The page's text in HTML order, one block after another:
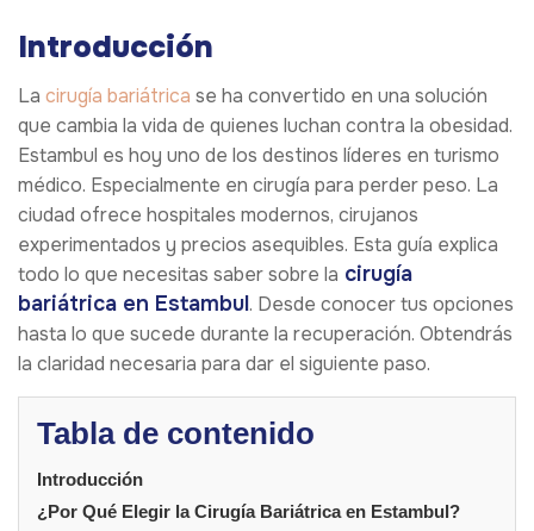
Introducción
La cirugía bariátrica se ha convertido en una solución
que cambia la vida de quienes luchan contra la obesidad.
Estambul es hoy uno de los destinos líderes en turismo
médico. Especialmente en cirugía para perder peso. La
ciudad ofrece hospitales modernos, cirujanos
experimentados y precios asequibles. Esta guía explica
todo lo que necesitas saber sobre la cirugía
bariátrica en Estambul. Desde conocer tus opciones
hasta lo que sucede durante la recuperación. Obtendrás
la claridad necesaria para dar el siguiente paso.
Tabla de contenido
Introducción
¿Por Qué Elegir la Cirugía Bariátrica en Estambul?